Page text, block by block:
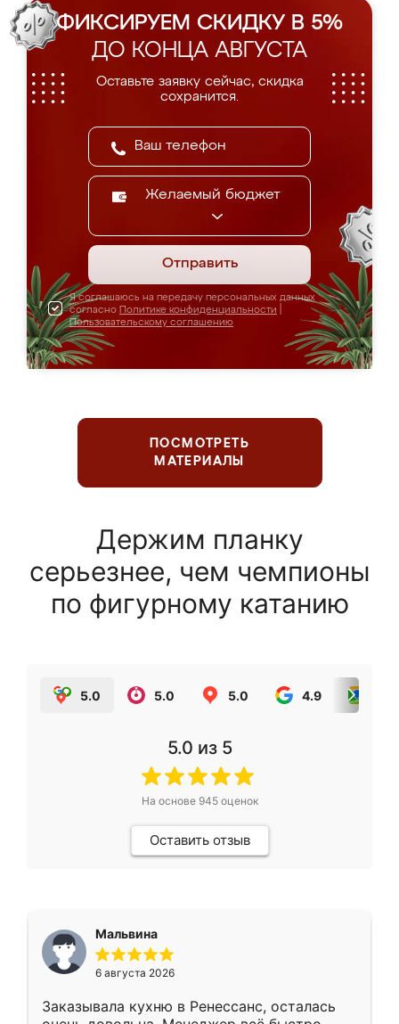
ФИКСИРУЕМ СКИДКУ В 5%
ДО КОНЦА АВГУСТА
Оставьте заявку сейчас, скидка
сохранится.
Желаемый бюджет
Отправить
Я соглашаюсь на передачу персональных данных
согласно Политике конфиденциальности
Пользовательскому соглашению
ПОСМОТРЕТЬ
МАТЕРИАЛЫ
Держим планку
серьезнее, чем чемпионы
по фигурному катанию
5.0 5.0 5.0 4.9
5.0 из 5
На основе 945оценок
Оставить отзыв
Мальвина
6 августа 2026
Заказывала кухню в Ренессанс, осталась